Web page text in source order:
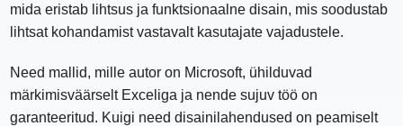
mida eristab lihtsus ja funktsionaalne disain, mis soodustab
lihtsat kohandamist vastavalt kasutajate vajadustele.
Need mallid, mille autor on Microsoft, ühilduvad
märkimisväärselt Exceliga ja nende sujuv töö on
garanteeritud. Kuigi need disainilahendused on peamiselt